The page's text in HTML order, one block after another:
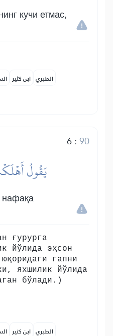
кучи етмас,
ابن كثير الطبري
6:90
يَقُولُ
нафақа
ғурурга
йўлида эҳсон
гапни
яхшилик йўлида
бўлади.)
ابن كثير الطبري